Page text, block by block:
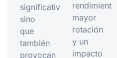
significativos,
sino
que
también
provocan
rendimiento,
mayor
rotación
y un
impacto